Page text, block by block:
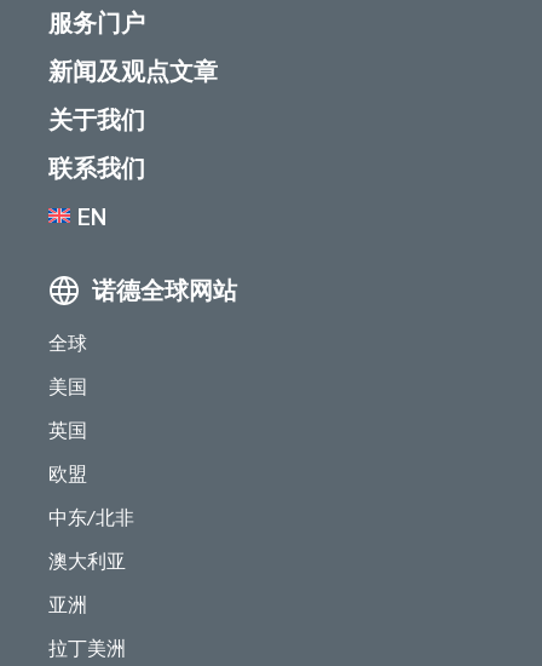
服务门户
新闻及观点文章
关于我们
联系我们
EN
诺德全球网站
全球
美国
英国
欧盟
中东/北非
澳大利亚
亚洲
拉丁美洲